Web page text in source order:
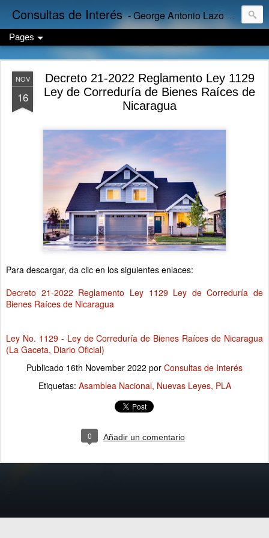
Consultas de Interés - George Antonio Lazo Sánchez
Pages
NOV
16
Decreto 21-2022 Reglamento Ley 1129
Ley de Correduría de Bienes Raíces de
Nicaragua
Para descargar, da clic en los siguientes enlaces:
Decreto 21-2022 Reglamento Ley 1129 Ley de Correduría de
Bienes Raíces de Nicaragua
Ley No. 1129 - Ley de Correduría de Bienes Raíces de Nicaragua
(La Gaceta, Diario Oficial)
Publicado 16th November 2022 por Consultas de Interés
Etiquetas: Asamblea Nacional Nuevas Leyes PLA
0 Añadir un comentario